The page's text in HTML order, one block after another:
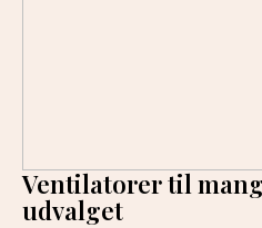
Ventilatorer til
udvalget